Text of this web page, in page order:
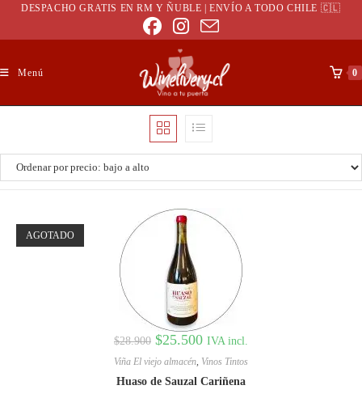
DESPACHO GRATIS EN RM Y ÑUBLE | ENVÍO A TODO CHILE 🇨🇱
Menú 0
AGOTADO
$28.900 $25.500 IVA incl.
Viña El viejo almacén, Vinos Tintos
Huaso de Sauzal Cariñena